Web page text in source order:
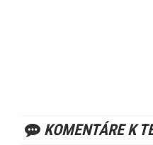
KOMENTÁRE K